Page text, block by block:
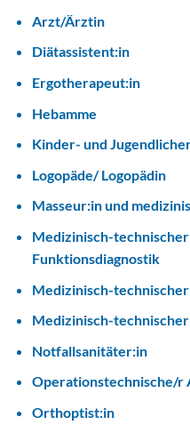
Arzt/Ärztin
Diätassistent:in
Ergotherapeut:in
Hebamme
Kinder- und
Logopäde/ Logopädin
Masseur:in und
Medizinisch-
Funktionsdiagnostik
Medizinisch-
Medizinisch-
Notfallsanitäter:in
Operationstechnische/r
Orthoptist:in